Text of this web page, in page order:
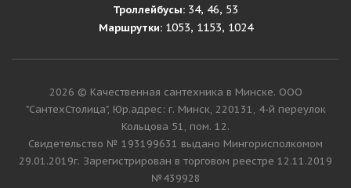
Троллейбусы: 34, 46, 53
Маршрутки:1053, 1153, 1024
2026 © Качественная сантехника в Минске. ООО
"СантехСтолица", Юр.адрес: г. Минск, 220131, 4-й переулок
Кольцова 51, пом. 12.
Cвидетельство № 193199631 выдано Мингорисполкомом
29.01.2019г. Зарегистрирован в торговом реестре 12.11.2019
№439928